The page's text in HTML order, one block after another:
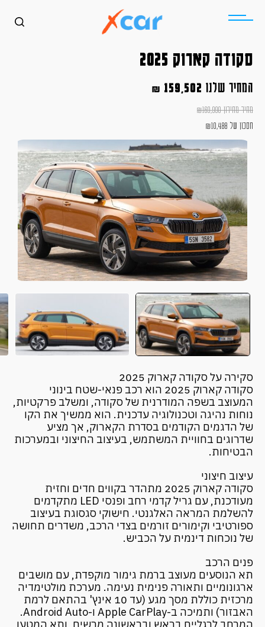
סקודה קארוק 2025
המחיר שלנו 159,502
₪
מחיר מחירון ₪169,990
חסכון של
₪10,488
סקירה על סקודה קארוק 2025
סקודה קארוק 2025 הוא רכב פנאי-שטח בינוני
המעוצב בשפה המודרנית של סקודה, ומשלב פרקטיות,
נוחות נהיגה וטכנולוגיה עדכנית. הוא ממשיך את הקו
של הדגמים הקודמים בסדרת הקארוק, אך מציע
שדרוגים בחוויית המשתמש, בעיצוב החיצוני ובמערכות
הבטיחות.
עיצוב חיצוני
סקודה קארוק 2025 מתהדר בקווים חדים וחזית
מעודכנת, עם גריל קדמי רחב ופנסי LED מתקדמים
להשלמת המראה האלגנטי. חישוקי סגסוגת בעיצוב
ספורטיבי וקימורים זורמים בצדי הרכב, משדרים תחושה
של נוכחות דינמית על הכביש.
פנים הרכב
תא הנוסעים מעוצב ברמת גימור מוקפדת, עם מושבים
ארגונומיים ותאורה פנימית נעימה. מערכת מולטימדיה
מרכזית כוללת מסך מגע (עד 10 אינץ' בהתאם לרמת
האבזור) ותמיכה ב-Apple CarPlay ו-Android Auto.